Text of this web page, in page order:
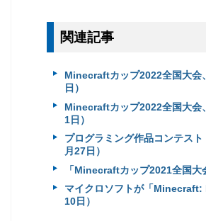
関連記事
Minecraftカップ2022全国大会
日）
Minecraftカップ2022全国大会
1日）
プログラミング作品コンテス
月27日）
「Minecraftカップ2021全国大
マイクロソフトが「
10日）